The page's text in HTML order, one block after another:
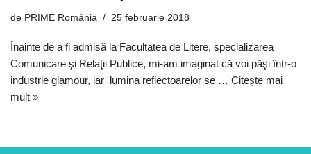
de PRIME România 25 februarie 2018
Înainte de a fi admisă la Facultatea de Litere, specializarea
Comunicare şi Relaţii Publice, mi-am imaginat că voi păşi într-o
industrie glamour, iar lumina reflectoarelor se … Citește mai
mult »